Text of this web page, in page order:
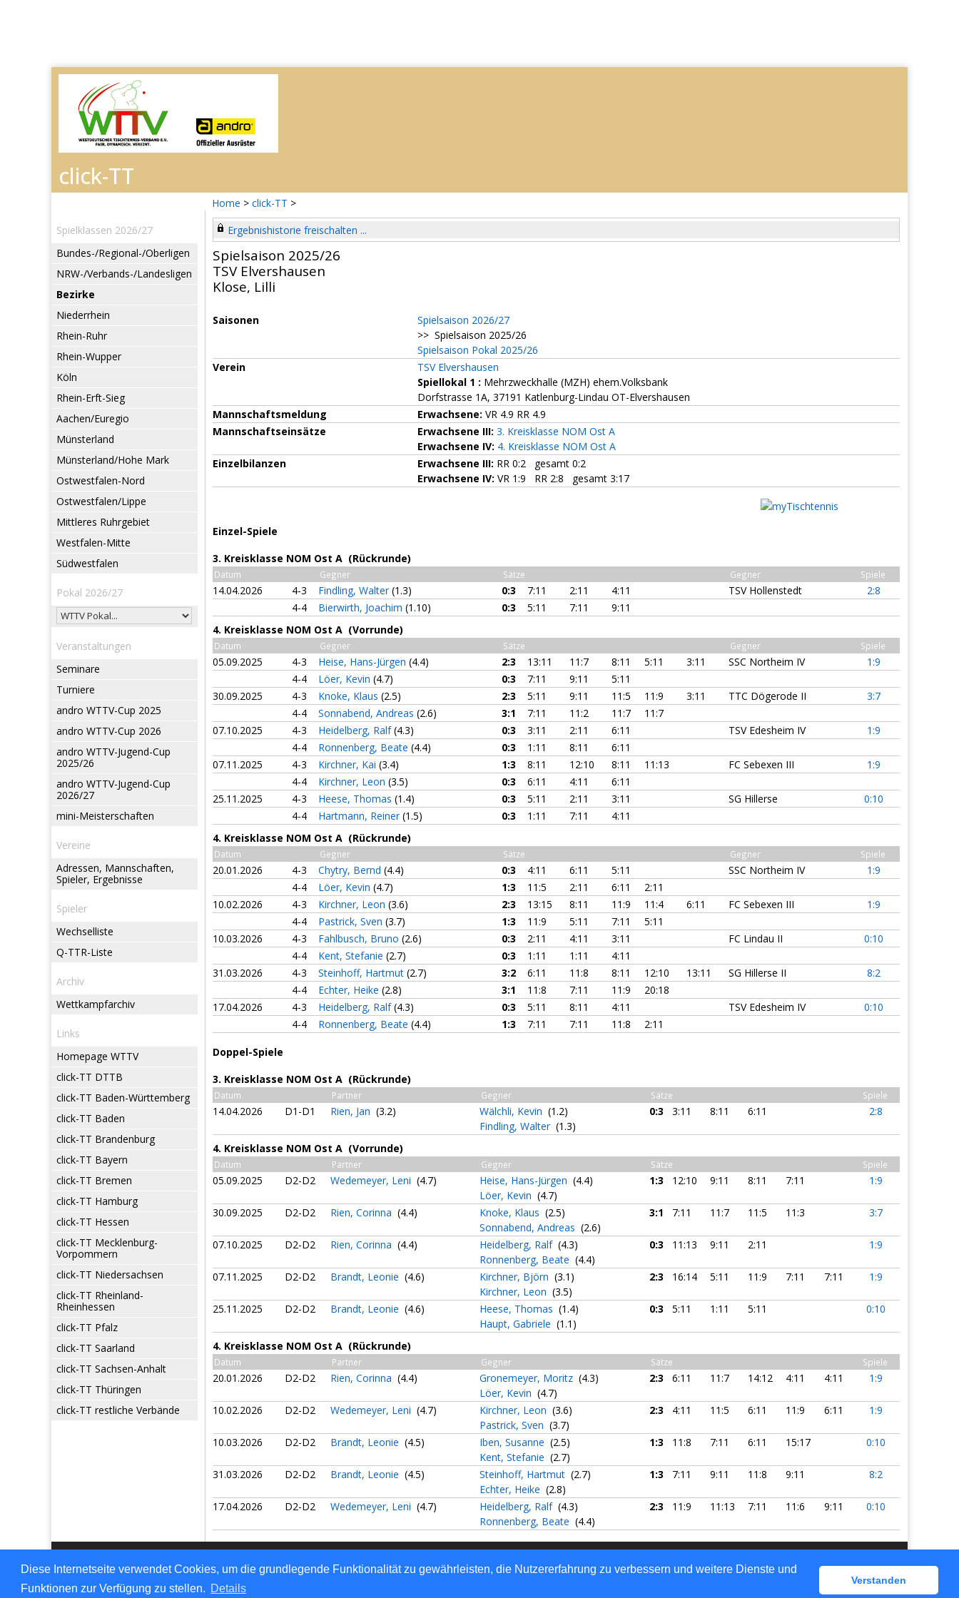
Diese Internetseite verwendet Cookies, um die grundlegende Funktionalität zu gewährleisten, die Nutzererfahrung zu verbessern und weitere Dienste und
Funktionen zur Verfügung zu stellen. Details
Verstanden
Home > click-TT >
Spielklassen 2026/27
Bundes-/Regional-/Oberligen
NRW-/Verbands-/Landesligen
Bezirke
Niederrhein
Rhein-Ruhr
Rhein-Wupper
Köln
Rhein-Erft-Sieg
Aachen/Euregio
Münsterland
Münsterland/Hohe Mark
Ostwestfalen-Nord
Ostwestfalen/Lippe
Mittleres Ruhrgebiet
Westfalen-Mitte
Südwestfalen
Pokal 2026/27
Veranstaltungen
Seminare
Turniere
andro WTTV-Cup 2025
andro WTTV-Cup 2026
andro WTTV-Jugend-Cup
2025/26
andro WTTV-Jugend-Cup
2026/27
mini-Meisterschaften
Vereine
Adressen, Mannschaften,
Spieler, Ergebnisse
Spieler
Wechselliste
Q-TTR-Liste
Archiv
Wettkampfarchiv
Links
Homepage WTTV
click-TT DTTB
click-TT Baden-Württemberg
click-TT Baden
click-TT Brandenburg
click-TT Bayern
click-TT Bremen
click-TT Hamburg
click-TT Hessen
click-TT Mecklenburg-
Vorpommern
click-TT Niedersachsen
click-TT Rheinland-
Rheinhessen
click-TT Pfalz
click-TT Saarland
click-TT Sachsen-Anhalt
click-TT Thüringen
click-TT restliche Verbände
Ergebnishistorie freischalten ...
Spielsaison 2025/26
TSV Elvershausen
Klose, Lilli
Saisonen
Spielsaison 2026/27
>> Spielsaison 2025/26
Spielsaison Pokal 2025/26
Verein
TSV Elvershausen
Spiellokal 1 : Mehrzweckhalle (MZH) ehem.Volksbank
Dorfstrasse 1A, 37191 Katlenburg-Lindau OT-Elvershausen
Mannschaftsmeldung
Erwachsene: VR 4.9 RR 4.9
Mannschaftseinsätze
Erwachsene III: 3. Kreisklasse NOM Ost A
Erwachsene IV: 4. Kreisklasse NOM Ost A
Einzelbilanzen
Erwachsene III: RR 0:2 gesamt 0:2
Erwachsene IV: VR 1:9 RR 2:8 gesamt 3:17
Einzel-Spiele
3. Kreisklasse NOM Ost A (Rückrunde)
Datum Gegner Sätze Gegner Spiele
14.04.2026 4-3 Findling, Walter (1.3) 0:3 7:11 2:11 4:11 TSV Hollenstedt
2:8
4-4
Bierwirth, Joachim (1.10) 0:3 5:11 7:11
9:11
4. Kreisklasse NOM Ost A (Vorrunde)
Datum Gegner Sätze Gegner Spiele
05.09.2025 4-3 Heise, Hans-Jürgen (4.4) 2:3 13:11 11:7 8:11 5:11 3:11 SSC Northeim IV
1:9
4-4
Löer, Kevin (4.7) 0:3 7:11 9:11
5:11
30.09.2025
4-3 Knoke, Klaus (2.5) 2:3 5:11 9:11 11:5 11:9 3:11 TTC Dögerode II
3:7
4-4
Sonnabend, Andreas (2.6) 3:1 7:11 11:2 11:7
11:7
07.10.2025
4-3 Heidelberg, Ralf(4.3) 0:3 3:11 2:11 6:11 TSV Edesheim IV
1:9
4-4
Ronnenberg, Beate (4.4) 0:3 1:11 8:11
6:11
07.11.2025
4-3 Kirchner, Kai (3.4) 1:3 8:11 12:10 8:11 11:13 FC Sebexen III
1:9
4-4
Kirchner, Leon (3.5) 0:3 6:11 4:11
6:11
25.11.2025
4-3 Heese, Thomas (1.4) 0:3 5:11 2:11 3:11 SG Hillerse
0:10
4-4
Hartmann, Reiner (1.5) 0:3 1:11 7:11
4:11
4. Kreisklasse NOM Ost A (Rückrunde)
Datum Gegner Sätze Gegner Spiele
20.01.2026 4-3 Chytry, Bernd (4.4) 0:3 4:11 6:11 5:11 SSC Northeim IV
1:9
4-4
Löer, Kevin (4.7) 1:3 11:5 2:11 6:11
2:11
10.02.2026
4-3 Kirchner, Leon (3.6) 2:3 13:15 8:11 11:9 11:4 6:11 FC Sebexen III
1:9
4-4
Pastrick, Sven (3.7) 1:3 11:9 5:11 7:11
5:11
10.03.2026
4-3 Fahlbusch, Bruno (2.6) 0:3 2:11 4:11 3:11 FC Lindau II
0:10
4-4
Kent, Stefanie (2.7) 0:3 1:11 1:11
4:11
31.03.2026
4-3 Steinhoff, Hartmut (2.7) 3:2 6:11 11:8 8:11 12:10 13:11 SG Hillerse II
8:2
4-4
Echter, Heike (2.8) 3:1 11:8 7:11 11:9
20:18
17.04.2026
4-3 Heidelberg, Ralf(4.3) 0:3 5:11 8:11 4:11 TSV Edesheim IV
0:10
4-4
Ronnenberg, Beate (4.4) 1:3 7:11 7:11 11:8 2:11
Doppel-Spiele
3. Kreisklasse NOM Ost A (Rückrunde)
Datum Partner Gegner Sätze Spiele
14.04.2026 D1-D1 Rien, Jan (3.2) Wälchli, Kevin (1.2)
Findling, Walter (1.3)
0:3 3:11 8:11 6:11 2:8
4. Kreisklasse NOM Ost A (Vorrunde)
Datum Partner Gegner Sätze Spiele
05.09.2025 D2-D2 Wedemeyer, Leni (4.7) Heise, Hans-Jürgen (4.4)
Löer, Kevin (4.7)
1:3 12:10 9:11 8:11 7:11 1:9
30.09.2025 D2-D2 Rien, Corinna (4.4) Knoke, Klaus (2.5)
Sonnabend, Andreas (2.6)
3:1 7:11 11:7 11:5 11:3 3:7
07.10.2025 D2-D2 Rien, Corinna (4.4) Heidelberg, Ralf (4.3)
Ronnenberg, Beate (4.4)
0:3 11:13 9:11 2:11 1:9
07.11.2025 D2-D2 Brandt, Leonie (4.6) Kirchner, Björn (3.1)
Kirchner, Leon (3.5)
2:3 16:14 5:11 11:9 7:11 7:11 1:9
25.11.2025 D2-D2 Brandt, Leonie (4.6) Heese, Thomas (1.4)
Haupt, Gabriele (1.1)
0:3 5:11 1:11 5:11 0:10
4. Kreisklasse NOM Ost A (Rückrunde)
Datum Partner Gegner Sätze Spiele
20.01.2026 D2-D2 Rien, Corinna (4.4) Gronemeyer, Moritz (4.3)
Löer, Kevin (4.7)
2:3 6:11 11:7 14:12 4:11 4:11 1:9
10.02.2026 D2-D2 Wedemeyer, Leni (4.7) Kirchner, Leon (3.6)
Pastrick, Sven (3.7)
2:3 4:11 11:5 6:11 11:9 6:11 1:9
10.03.2026 D2-D2 Brandt, Leonie (4.5) Iben, Susanne (2.5)
Kent, Stefanie (2.7)
1:3 11:8 7:11 6:11 15:17 0:10
31.03.2026 D2-D2 Brandt, Leonie (4.5) Steinhoff, Hartmut (2.7)
Echter, Heike (2.8)
1:3 7:11 9:11 11:8 9:11 8:2
17.04.2026 D2-D2 Wedemeyer, Leni (4.7) Heidelberg, Ralf (4.3)
Ronnenberg, Beate (4.4)
2:3 11:9 11:13 7:11 11:6 9:11 0:10
Für den Inhalt verantwortlich: Tischtennis-Verband Niedersachsen e.V.
© 1999-2026nu Datenautomaten GmbH - Automatisierte internetgestützte Netzwerklösungen
Kontakt